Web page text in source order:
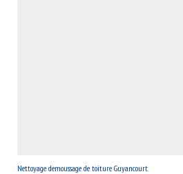
Nettoyage demoussage de toiture Guyancourt